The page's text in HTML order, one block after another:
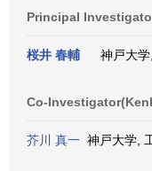
Principal
桜井 春輔 神戸大
Co-
芥川 真一 神戸大学,